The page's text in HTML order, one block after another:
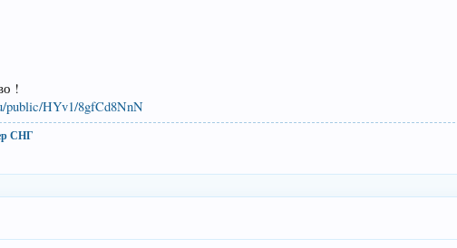
!
public/HYv1/8gfCd8NnN
СНГ